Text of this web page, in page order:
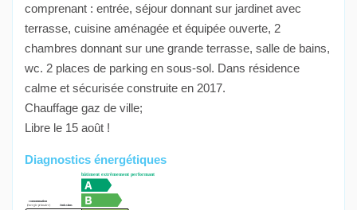
comprenant : entrée, séjour donnant sur jardinet avec
terrasse, cuisine aménagée et équipée ouverte, 2
chambres donnant sur une grande terrasse, salle de bains,
wc. 2 places de parking en sous-sol. Dans résidence
calme et sécurisée construite en 2017.
Chauffage gaz de ville;
Libre le 15 août !
Diagnostics énergétiques